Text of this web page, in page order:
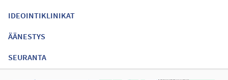
IDEOINTIKLINIKAT
ÄÄNESTYS
SEURANTA